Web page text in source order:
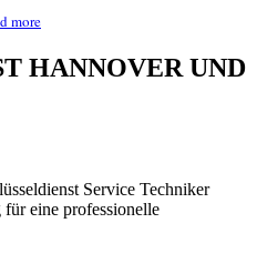
more
HANNOVER UND
Service Techniker
eine professionelle